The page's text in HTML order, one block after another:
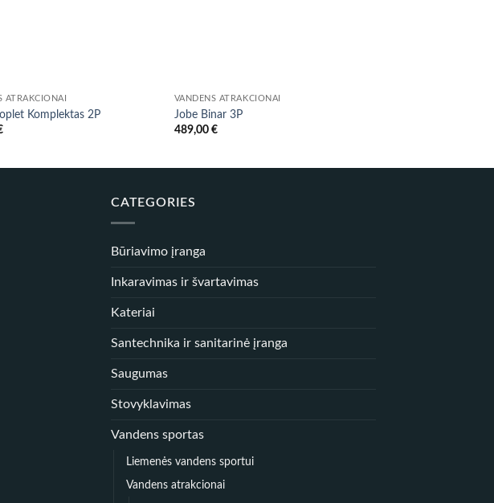
ATRAKCIONAI
Komplektas 2P
VANDENS ATRAKCIONAI
Jobe Binar 3P
489,00 €
CATEGORIES
Būriavimo įranga
Inkaravimas ir švartavimas
Kateriai
Santechnika ir sanitarinė įranga
Saugumas
Stovyklavimas
Vandens sportas
Liemenės vandens sportui
Vandens atrakcionai